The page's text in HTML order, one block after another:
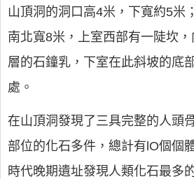
山頂洞的洞口高4米，下寬約5米
南北寬8米，上室西部有一陡坎
層的石鐘乳，下室在此斜坡的底
處。
在山頂洞發現了三具完整的人頭
部位的化石多件，總計有lO個個
時代晚期遺址發現人類化石最多